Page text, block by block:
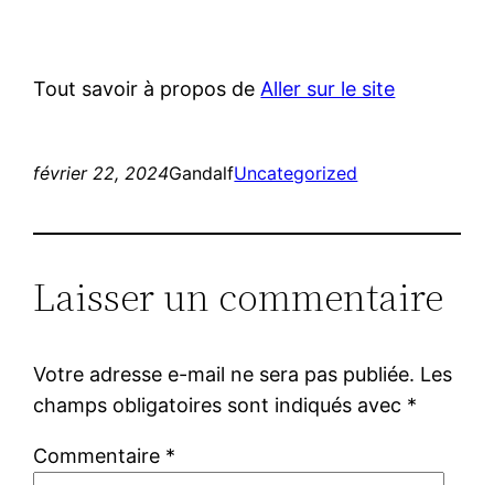
Tout savoir à propos de Aller sur le site
février 22, 2024GandalfUncategorized
Laisser un commentaire
Votre adresse e-mail ne sera pas publiée. Les
champs obligatoires sont indiqués avec *
Commentaire *